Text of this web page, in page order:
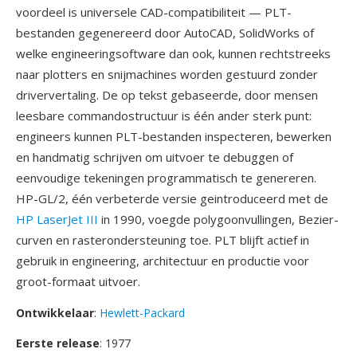
voordeel is universele CAD-compatibiliteit — PLT-
bestanden gegenereerd door AutoCAD, SolidWorks of
welke engineeringsoftware dan ook, kunnen rechtstreeks
naar plotters en snijmachines worden gestuurd zonder
driververtaling. De op tekst gebaseerde, door mensen
leesbare commandostructuur is één ander sterk punt:
engineers kunnen PLT-bestanden inspecteren, bewerken
en handmatig schrijven om uitvoer te debuggen of
eenvoudige tekeningen programmatisch te genereren.
HP-GL/2, één verbeterde versie geintroduceerd met de
HP LaserJet III in 1990, voegde polygoonvullingen, Bezier-
curven en rasterondersteuning toe. PLT blijft actief in
gebruik in engineering, architectuur en productie voor
groot-formaat uitvoer.
Ontwikkelaar: Hewlett-Packard
Eerste release: 1977